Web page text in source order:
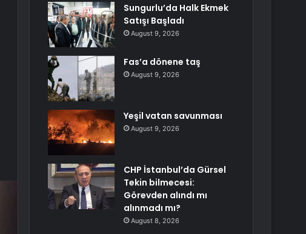
Sungurlu’da Halk Ekmek
Satışı Başladı
August 9, 2026
Fas’a dönene taş
August 9, 2026
Yeşil vatan savunması
August 9, 2026
CHP İstanbul’da Gürsel
Tekin bilmecesi:
Görevden alındı mı
alınmadı mı?
August 8, 2026